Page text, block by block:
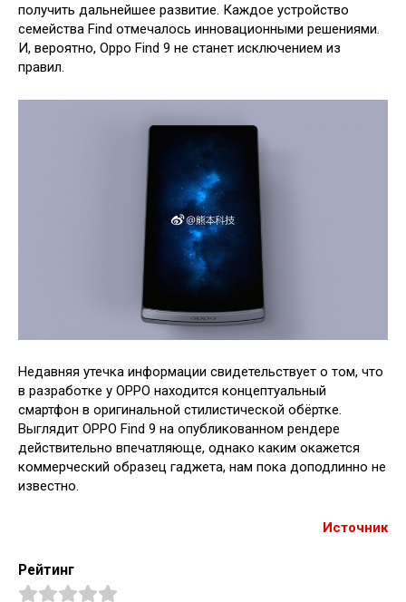
получить дальнейшее развитие. Каждое устройство
семейства Find отмечалось инновационными решениями.
И, вероятно, Oppo Find 9 не станет исключением из
правил.
Недавняя утечка информации свидетельствует о том, что
в разработке у OPPO находится концептуальный
смартфон в оригинальной стилистической обёртке.
Выглядит OPPO Find 9 на опубликованном рендере
действительно впечатляюще, однако каким окажется
коммерческий образец гаджета, нам пока доподлинно не
известно.
Источник
Рейтинг